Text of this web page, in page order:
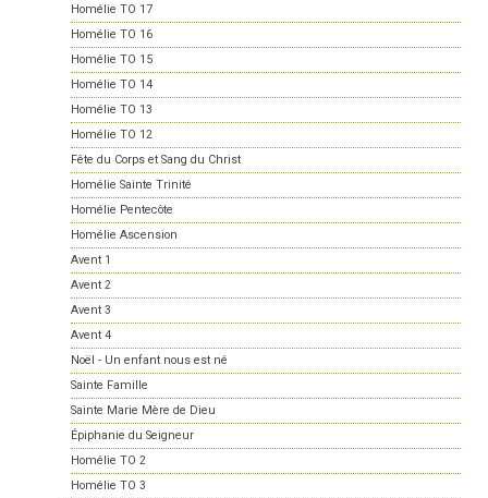
Homélie TO 17
Homélie TO 16
Homélie TO 15
Homélie TO 14
Homélie TO 13
Homélie TO 12
Fête du Corps et Sang du Christ
Homélie Sainte Trinité
Homélie Pentecôte
Homélie Ascension
Avent 1
Avent 2
Avent 3
Avent 4
Noël - Un enfant nous est né
Sainte Famille
Sainte Marie Mère de Dieu
Épiphanie du Seigneur
Homélie TO 2
Homélie TO 3